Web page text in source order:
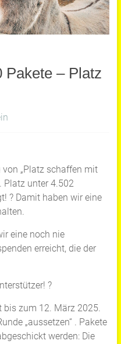
Pakete – Platz
„Platz schaffen mit
Platz unter 4.502
? Damit haben wir eine
eine noch nie
erreicht, die der
?
bis zum 12. März 2025.
„aussetzen“ . Pakete
werden: Die